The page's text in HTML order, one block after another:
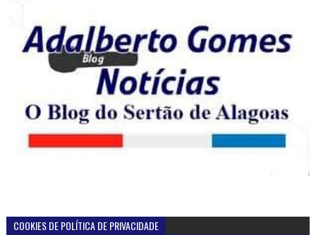
COOKIES DE POLÍTICA DE PRIVACIDADE